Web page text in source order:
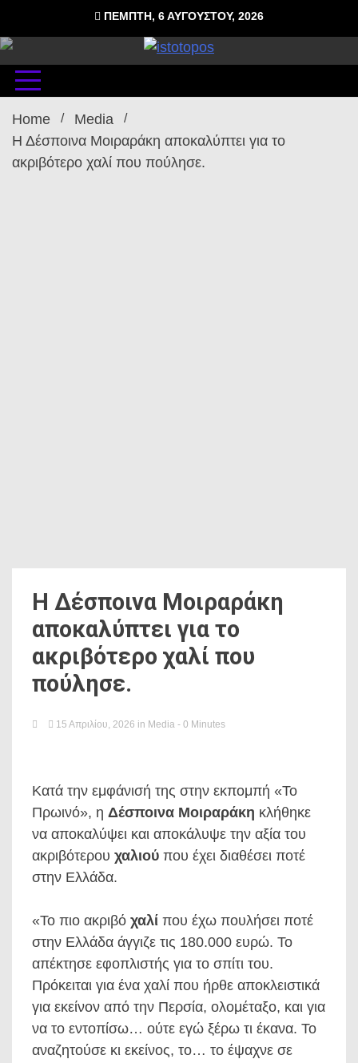
content
ΠΈΜΠΤΗ, 6 ΑΥΓΟΎΣΤΟΥ, 2026
δωρεάν φιλοξενία ιστοσελίδων , ειδήσεις
Home
Media
Η Δέσποινα Μοιραράκη αποκαλύπτει για το
ακριβότερο χαλί που πούλησε.
Η Δέσποινα Μοιραράκη
αποκαλύπτει για το
ακριβότερο χαλί που
πούλησε.
15 Απριλίου, 2026 in Media - 0 Minutes
Κατά την εμφάνισή της στην εκπομπή «Το
Πρωινό», η Δέσποινα Μοιραράκη κλήθηκε
να αποκαλύψει και αποκάλυψε την αξία του
ακριβότερου χαλιού που έχει διαθέσει ποτέ
στην Ελλάδα.
«Το πιο ακριβό χαλί που έχω πουλήσει ποτέ
στην Ελλάδα άγγιζε τις 180.000 ευρώ. Το
απέκτησε εφοπλιστής για το σπίτι του.
Πρόκειται για ένα χαλί που ήρθε αποκλειστικά
για εκείνον από την Περσία, ολομέταξο, και για
να το εντοπίσω… ούτε εγώ ξέρω τι έκανα. Το
αναζητούσε κι εκείνος, το… το έψαχνε σε